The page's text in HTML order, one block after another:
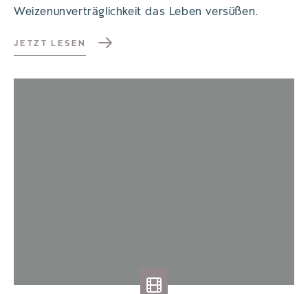
Weizenunverträglichkeit das Leben versüßen.
JETZT LESEN